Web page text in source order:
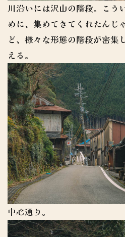
川沿いには沢山の階段。こう
めに、集めてきてくれたんじ
ど、様々な形態の階段が密集
える。
中心通り。